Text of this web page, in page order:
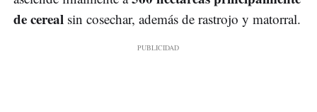
de cereal sin cosechar, además de rastrojo y matorral.